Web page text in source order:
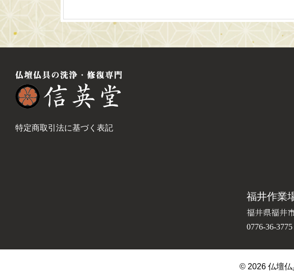
特定商取引法に基づく表記
福井作業
福井県福井
0776-36-3775
© 2026 仏壇仏